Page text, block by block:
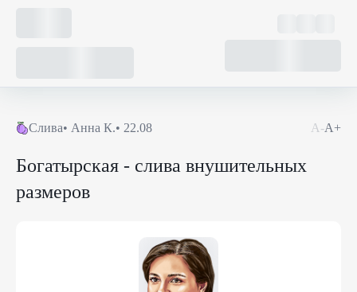
Слива• Анна К.• 22.08 А-А+
Богатырская - слива внушительных
размеров